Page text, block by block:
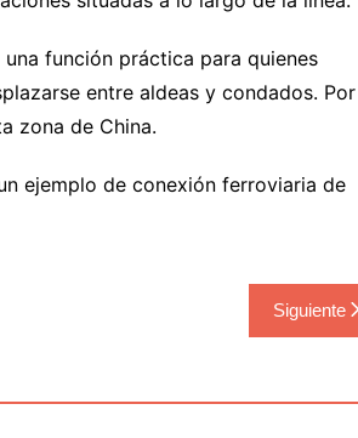
función práctica para quienes
entre aldeas y condados. Por
zona de China.
ejemplo de conexión ferroviaria de
Siguiente